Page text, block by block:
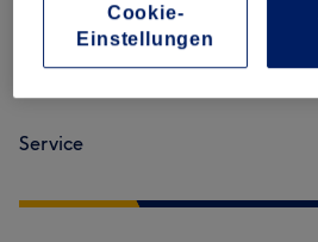
Ambiente
Service
Cookie-
Einstellungen